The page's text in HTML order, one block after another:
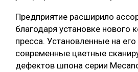
Предприятие расширило
благодаря установке нового
пресса. Установленные на его
современные цветные
дефектов шпона серии